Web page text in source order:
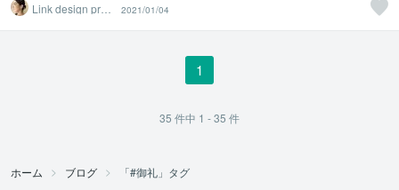
Link design proj
2021/01/04
1
35 件中 1 - 35 件
ホーム ブログ 「#御礼」タグ